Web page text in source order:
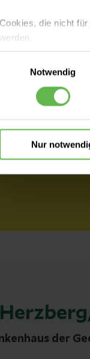
Cookies, die nicht
werden.
Es steht Ihnen frei,
einzuwilligen. Ihre
Notwendig
Nur
während
Versorgung
der